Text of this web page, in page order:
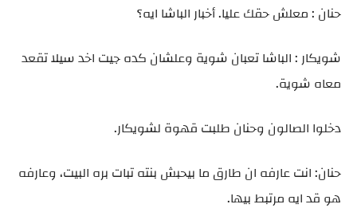
حنان : معلش حقك عليا. أخبار الباشا ايه؟
شويكار : الباشا تعبان شوية وعلشان كده جيت اخد سيلا تقعد
معاه شوية.
دخلوا الصالون وحنان طلبت قهوة لشويكار.
حنان: انت عارفه ان طارق ما بيحبش بنته تبات بره البيت، وعارفه
هو قد ايه مرتبط بيها.